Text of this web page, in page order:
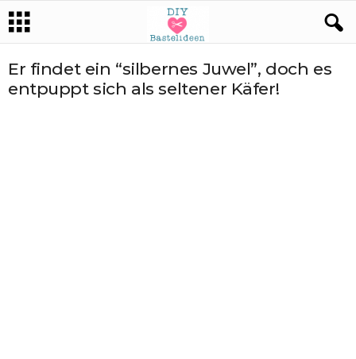
Er findet ein “silbernes Juwel”, doch es
entpuppt sich als seltener Käfer!